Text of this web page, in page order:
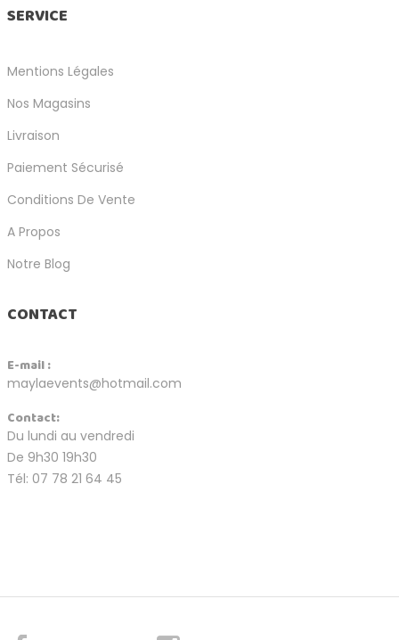
SERVICE
Mentions Légales
Nos Magasins
Livraison
Paiement Sécurisé
Conditions De Vente
A Propos
Notre Blog
CONTACT
E-mail :
maylaevents@hotmail.com
Contact:
Du lundi au vendredi
De 9h30 19h30
Tél: 07 78 21 64 45